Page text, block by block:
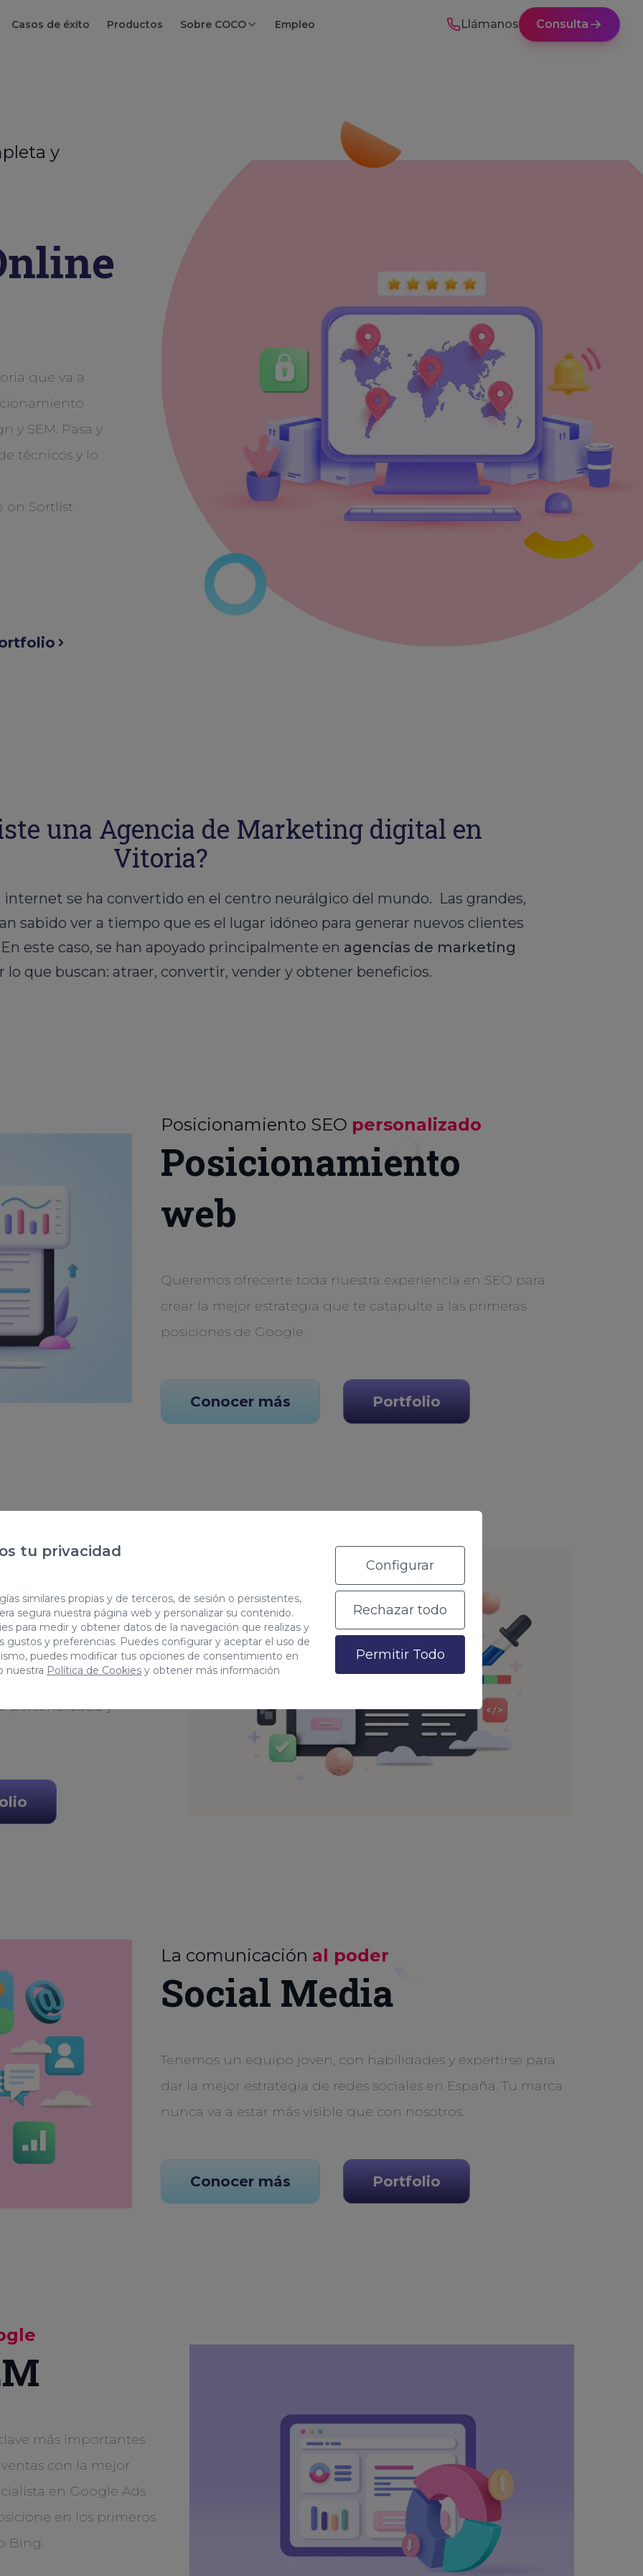
tu privacidad
similares propias y de terceros, de sesión o persistentes,
segura nuestra página web y personalizar su contenido.
para medir y obtener datos de la navegación que realizas y
gustos y preferencias. Puedes configurar y aceptar el uso de
puedes modificar tus opciones de consentimiento en
nuestra Política de Cookies y obtener más información
Configurar
Rechazar todo
Permitir Todo
Casos de éxito Productos Sobre COCO Empleo Llámanos Consulta
y
que va a
y SEM. Pasa y
técnicos y lo
una Agencia de Marketing digital en
Vitoria?
se ha convertido en el centro neurálgico del mundo. Las grandes,
sabido ver a tiempo que es el lugar idóneo para generar nuevos clientes
este caso, se han apoyado principalmente en agencias de marketing
lo que buscan: atraer, convertir, vender y obtener beneficios.
Posicionamiento SEO personalizado
Posicionamiento
web
Queremos ofrecerte toda nuestra experiencia en SEO para
crear la mejor estrategia que te catapulte a las primeras
posiciones de Google.
Conocer más Portfolio
el mejor entorno web
de desarrollar
personalizada y
La comunicación al poder
Social Media
Tenemos un equipo joven, con habilidades y expertirse para
dar la mejor estrategia de redes sociales en España. Tu marca
nunca va a estar más visible que con nosotros.
Conocer más Portfolio
más importantes
con la mejor
en Google Ads
en los primeros
Bing.